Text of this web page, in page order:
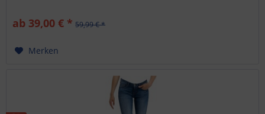
ab 39,00 € * 59,99 € *
Merken